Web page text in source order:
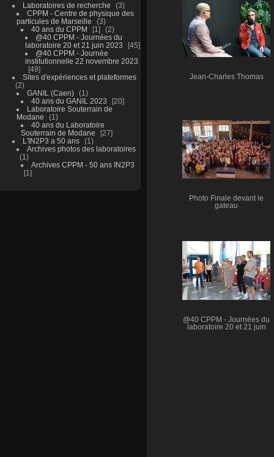
Laboratoires de recherche
3
CPPM - Centre de physique des
particules de Marseille
3
40 ans du CPPM
1
2
@40 CPPM - Journées du
laboratoire 20 et 21 juin 2023
45
@40 CPPM - Journée
institutionnelle 22 novembre 2023
49
Sites d'expériences et plateformes
2
GANIL (Caen)
1
40 ans du GANIL 2023
20
Laboratoire Souterrain de
Modane
1
40 ans du Laboratoire
Souterrain de Modane
27
L'IN2P3 a 50 ans
1
Archives photos des laboratoires
1
Archives CPPM - 50 ans IN2P3
1
Jean-Charles Thomas
Photo Finale devant le
gateau
@40 CPPM - Journées du
laboratoire 20 et 21 juin